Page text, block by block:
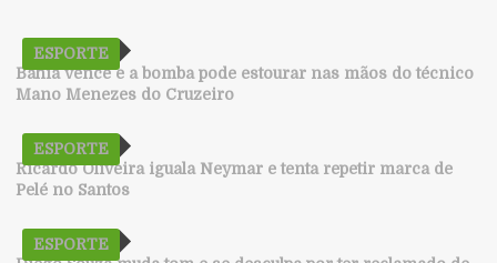
ESPORTE
Bahia vence e a bomba pode estourar nas mãos do técnico
Mano Menezes do Cruzeiro
ESPORTE
Ricardo Oliveira iguala Neymar e tenta repetir marca de
Pelé no Santos
ESPORTE